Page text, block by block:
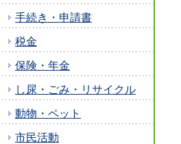
手続き・申請書
税金
保険・年金
し尿・ごみ・リサイクル
動物・ペット
市民活動